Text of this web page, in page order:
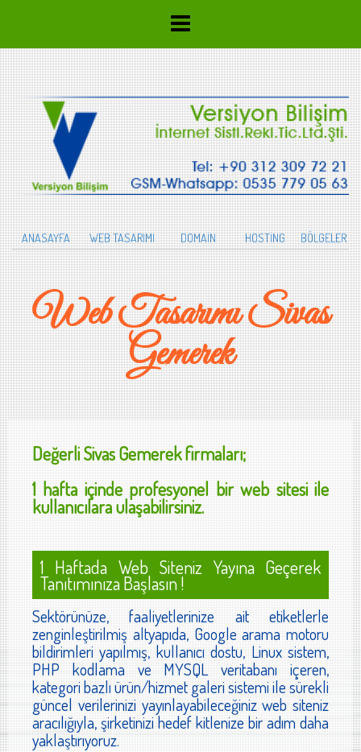
ANASAYFA WEB TASARIMI DOMAİN HOSTİNG BÖLGELER
Web Tasarımı Sivas
Gemerek
DeğerliSivas Gemerekfirmaları;
1 hafta içinde profesyonel bir web sitesi ile
kullanıcılara ulaşabilirsiniz.
1 Haftada Web Siteniz Yayına Geçerek
Tanıtımınıza Başlasın !
Sektörünüze, faaliyetlerinize ait etiketlerle
zenginleştirilmiş altyapıda, Google arama motoru
bildirimleri yapılmış, kullanıcı dostu, Linux sistem,
PHP kodlama ve MYSQL veritabanı içeren,
kategori bazlı ürün/hizmet galeri sistemi ile sürekli
güncel verilerinizi yayınlayabileceğiniz web siteniz
aracılığıyla, şirketinizi hedef kitlenize bir adım daha
yaklaştırıyoruz.